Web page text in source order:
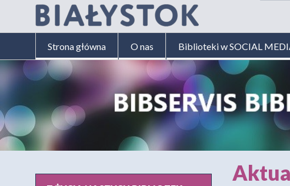
Strona główna O nas Biblioteki w SOCIAL